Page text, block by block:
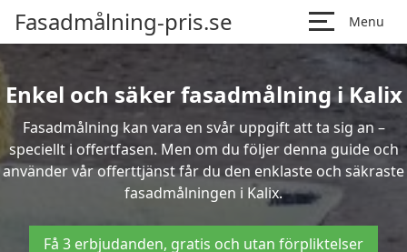
Fasadmålning-pris.se Menu
Enkel och säker fasadmålning i Kalix
Fasadmålning kan vara en svår uppgift att ta sig an –
speciellt i offertfasen. Men om du följer denna guide och
använder vår offerttjänst får du den enklaste och säkraste
fasadmålningen i Kalix.
Få 3 erbjudanden, gratis och utan förpliktelser